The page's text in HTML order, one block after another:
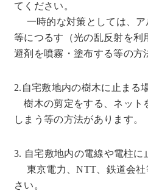
てください。
一時的な対策としては、ア
等につるす（光の乱反射を利
避剤を噴霧・塗布する等の方
2.自宅敷地内の樹木に止まる
樹木の剪定をする、ネット
しまう等の方法があります。
3. 自宅敷地内の電線や電柱に
東京電力、NTT、鉄道会社
さい。